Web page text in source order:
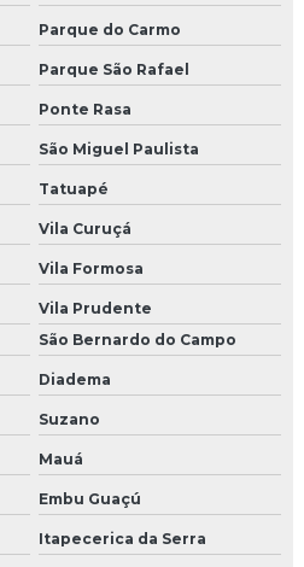
estruturado
Parque do Carmo
Parque São Rafael
Ponte Rasa
São Miguel Paulista
Tatuapé
Vila Curuçá
Vila Formosa
Vila Prudente
São Bernardo do Campo
Diadema
Suzano
Mauá
Embu Guaçú
Itapecerica da Serra